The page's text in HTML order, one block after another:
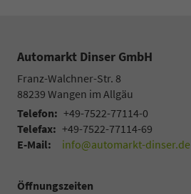
Automarkt Dinser GmbH
Franz-Walchner-Str. 8
88239 Wangen im Allgäu
Telefon: +49-7522-77114-0
Telefax: +49-7522-77114-69
E-Mail:
info@automarkt-dinser.de
Öffnungszeiten